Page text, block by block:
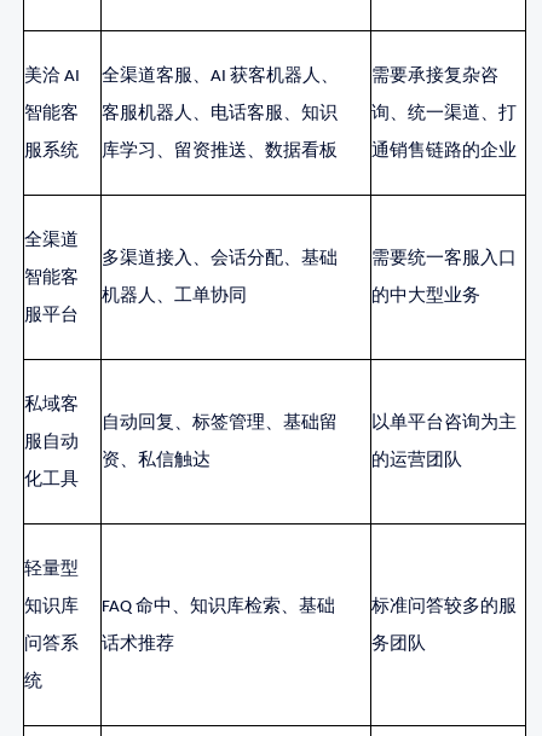
美洽AI
智能客
服系统
全渠道客服、 AI 获客机器人、
客服机器人、电话客服、知识
库学习、留资推送、数据看板
需要承接复杂咨
询、统一渠道、打
通销售链路的企业
全渠道
智能客
服平台
多渠道接入、会话分配、基础
机器人、工单协同
需要统一客服入口
的中大型业务
私域客
服自动
化工具
自动回复、标签管理、基础留
资、私信触达
以单平台咨询为主
的运营团队
轻量型
知识库
问答系
统
FAQ 命中、知识库检索、基础
话术推荐
标准问答较多的服
务团队